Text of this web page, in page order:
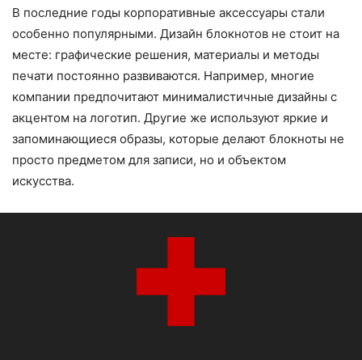
В последние годы корпоративные аксессуары стали
особенно популярными. Дизайн блокнотов не стоит на
месте: графические решения, материалы и методы
печати постоянно развиваются. Например, многие
компании предпочитают минималистичные дизайны с
акцентом на логотип. Другие же используют яркие и
запоминающиеся образы, которые делают блокноты не
просто предметом для записи, но и объектом
искусства.